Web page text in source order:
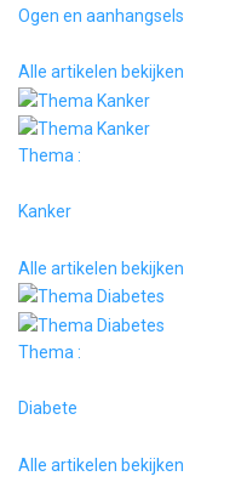
Ogen en aanhangsels
Alle artikelen bekijken
Thema :
Kanker
Alle artikelen bekijken
Thema :
Diabete
Alle artikelen bekijken